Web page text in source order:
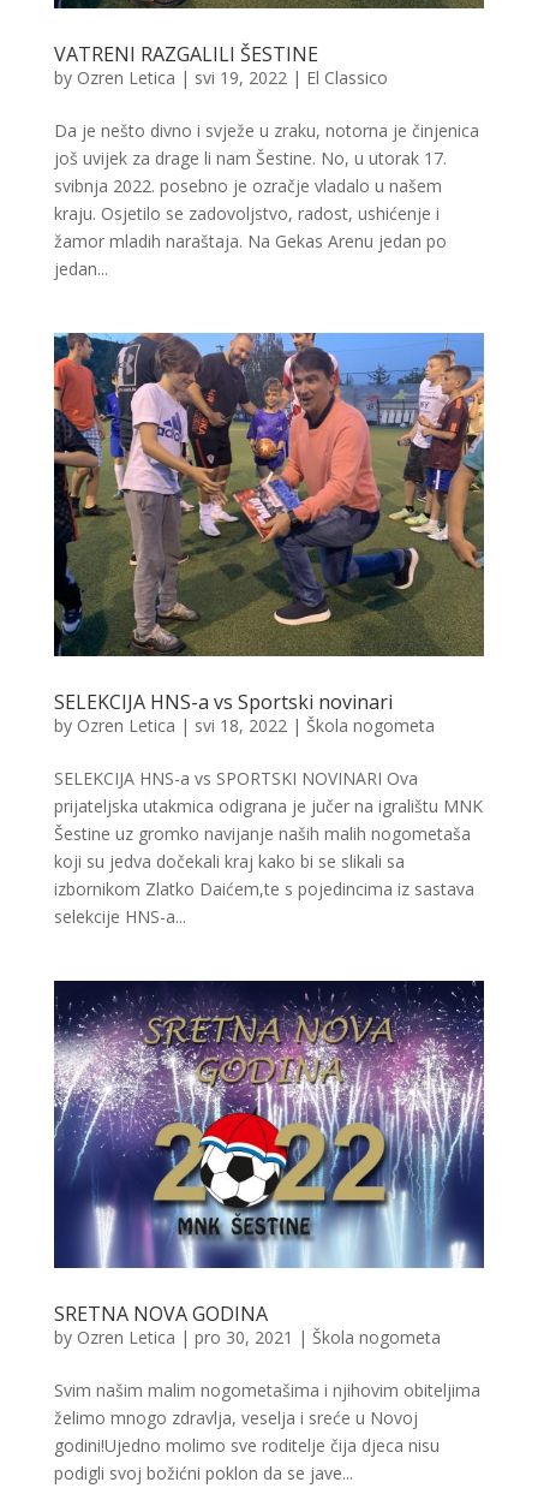
VATRENI RAZGALILI ŠESTINE
by Ozren Letica | svi 19, 2022| El Classico
Da je nešto divno i svježe u zraku, notorna je činjenica
još uvijek za drage li nam Šestine. No, u utorak 17.
svibnja 2022. posebno je ozračje vladalo u našem
kraju. Osjetilo se zadovoljstvo, radost, ushićenje i
žamor mladih naraštaja. Na Gekas Arenu jedan po
jedan...
SELEKCIJA HNS-a vs Sportski novinari
by Ozren Letica | svi 18, 2022| Škola nogometa
SELEKCIJA HNS-a vs SPORTSKI NOVINARI Ova
prijateljska utakmica odigrana je jučer na igralištu MNK
Šestine uz gromko navijanje naših malih nogometaša
koji su jedva dočekali kraj kako bi se slikali sa
izbornikom Zlatko Daićem,te s pojedincima iz sastava
selekcije HNS-a...
SRETNA NOVA GODINA
by Ozren Letica | pro 30, 2021 | Škola nogometa
Svim našim malim nogometašima i njihovim obiteljima
želimo mnogo zdravlja, veselja i sreće u Novoj
godini!Ujedno molimo sve roditelje čija djeca nisu
podigli svoj božićni poklon da se jave...